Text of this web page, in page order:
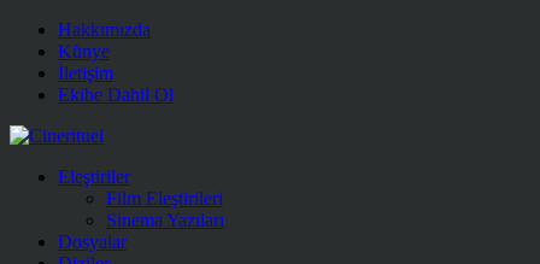
Hakkımızda
Künye
İletişim
Ekibe Dahil Ol
Eleştiriler
Film Eleştirileri
Sinema Yazıları
Dosyalar